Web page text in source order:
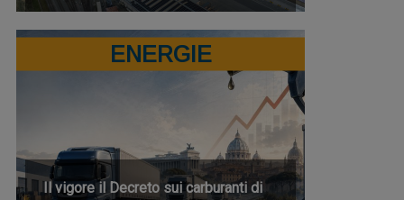
ENERGIE
Il vigore il Decreto sui carburanti di